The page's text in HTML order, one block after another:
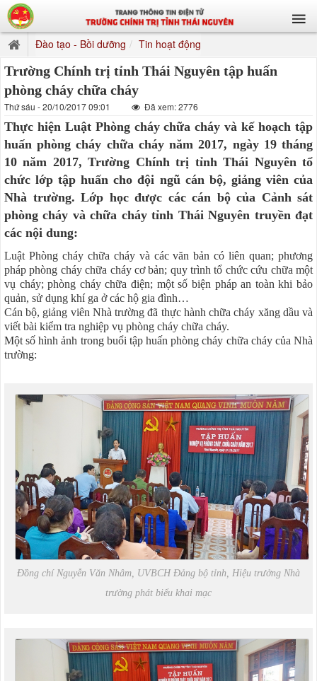
Đào tạo - Bồi dưỡng Tin hoạt động
Trường Chính trị tỉnh Thái Nguyên tập huấn
phòng cháy chữa cháy
Thứ sáu - 20/10/2017 09:01 Đã xem: 2776
Thực hiện Luật Phòng cháy chữa cháy và kế hoạch tập
huấn phòng cháy chữa cháy năm 2017, ngày 19 tháng
10 năm 2017, Trường Chính trị tỉnh Thái Nguyên tổ
chức lớp tập huấn cho đội ngũ cán bộ, giảng viên của
Nhà trường. Lớp học được các cán bộ của Cảnh sát
phòng cháy và chữa cháy tỉnh Thái Nguyên truyền đạt
các nội dung:
Luật Phòng cháy chữa cháy và các văn bản có liên quan; phương
pháp phòng cháy chữa cháy cơ bản; quy trình tổ chức cứu chữa một
vụ cháy; phòng cháy chữa điện; một số biện pháp an toàn khi bảo
quản, sử dụng khí ga ở các hộ gia đình…
Cán bộ, giảng viên Nhà trường đã thực hành chữa cháy xăng dầu và
viết bài kiểm tra nghiệp vụ phòng cháy chữa cháy.
Một số hình ảnh trong buổi tập huấn phòng cháy chữa cháy của Nhà
trường:
Đồng chí Nguyễn Văn Nhâm, UVBCH Đảng bộ tỉnh, Hiệu trưởng Nhà
trường phát biểu khai mạc